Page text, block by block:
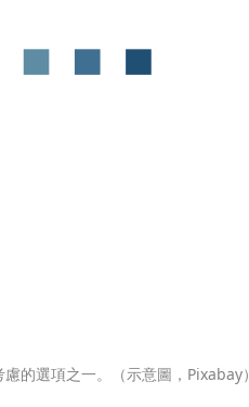
的選項之一。（示意圖，Pixabay）